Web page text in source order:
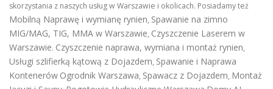
skorzystania z naszych usług w Warszawie i okolicach. Posiadamy też
Mobilną Naprawę i wymianę rynien, Spawanie na zimno
MIG/MAG, TIG, MMA w Warszawie, Czyszczenie Laserem w
Warszawie. Czyszczenie naprawa, wymiana i montaż rynien,
Usługi szlifierką kątową z Dojazdem, Spawanie i Naprawa
Kontenerów Ogrodnik Warszawa, Spawacz z Dojazdem, Montaż